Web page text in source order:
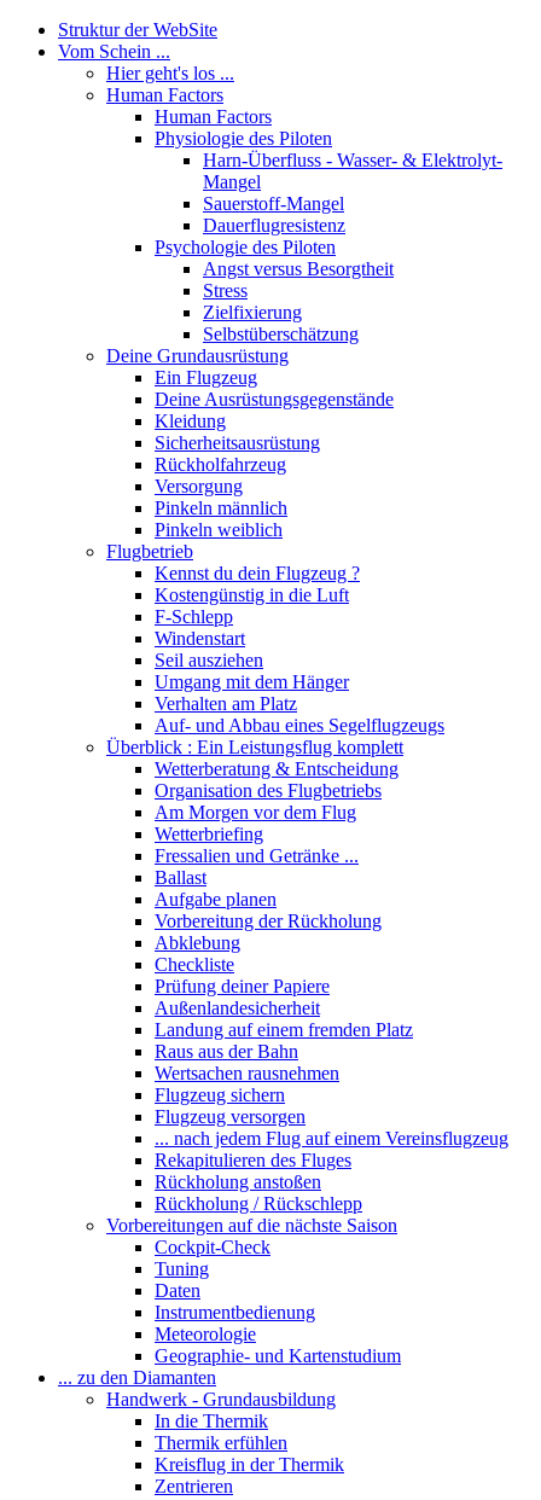
Struktur der WebSite
Vom Schein ...
Hier geht's los ...
Human Factors
Human Factors
Physiologie des Piloten
Harn-Überfluss - Wasser- & Elektrolyt-
Mangel
Sauerstoff-Mangel
Dauerflugresistenz
Psychologie des Piloten
Angst versus Besorgtheit
Stress
Zielfixierung
Selbstüberschätzung
Deine Grundausrüstung
Ein Flugzeug
Deine Ausrüstungsgegenstände
Kleidung
Sicherheitsausrüstung
Rückholfahrzeug
Versorgung
Pinkeln männlich
Pinkeln weiblich
Flugbetrieb
Kennst du dein Flugzeug ?
Kostengünstig in die Luft
F-Schlepp
Windenstart
Seil ausziehen
Umgang mit dem Hänger
Verhalten am Platz
Auf- und Abbau eines Segelflugzeugs
Überblick : Ein Leistungsflug komplett
Wetterberatung & Entscheidung
Organisation des Flugbetriebs
Am Morgen vor dem Flug
Wetterbriefing
Fressalien und Getränke ...
Ballast
Aufgabe planen
Vorbereitung der Rückholung
Abklebung
Checkliste
Prüfung deiner Papiere
Außenlandesicherheit
Landung auf einem fremden Platz
Raus aus der Bahn
Wertsachen rausnehmen
Flugzeug sichern
Flugzeug versorgen
... nach jedem Flug auf einem Vereinsflugzeug
Rekapitulieren des Fluges
Rückholung anstoßen
Rückholung / Rückschlepp
Vorbereitungen auf die nächste Saison
Cockpit-Check
Tuning
Daten
Instrumentbedienung
Meteorologie
Geographie- und Kartenstudium
... zu den Diamanten
Handwerk - Grundausbildung
In die Thermik
Thermik erfühlen
Kreisflug in der Thermik
Zentrieren